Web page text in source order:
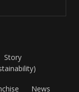
Story
)
News